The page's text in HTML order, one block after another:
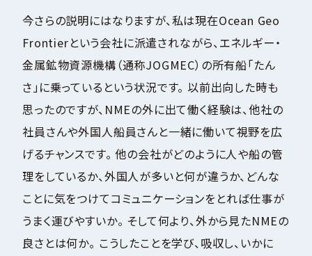
今さらの説明にはなりますが、私は現在Ocean Geo
Frontierという会社に派遣されながら、エネルギー・
金属鉱物資源機構（通称JOGMEC）の所有船「たん
さ」に乗っているという状況です。 以前出向した時も
思ったのですが、NMEの外に出て働く経験は、他社の
社員さんや外国人船員さんと一緒に働いて視野を広
げるチャンスです。 他の会社がどのように人や船の管
理をしているか、外国人が多いと何が違うか、どんな
ことに気をつけてコミュニケーションをとれば仕事が
うまく運びやすいか。 そして何より、外から見たNMEの
良さとは何か。 こうしたことを学び、吸収し、いかに